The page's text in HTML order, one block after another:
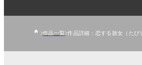
作品一覧 作品詳細：恋する旅女（た